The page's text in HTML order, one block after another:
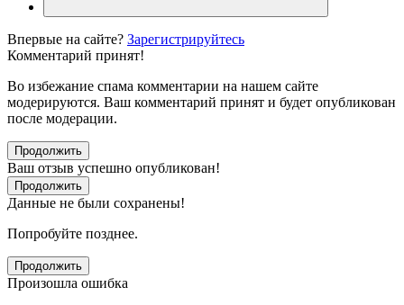
Впервые на сайте? Зарегистрируйтесь
Комментарий принят!
Во избежание спама комментарии на нашем сайте
модерируются. Ваш комментарий принят и будет опубликован
после модерации.
Продолжить
Ваш отзыв успешно опубликован!
Продолжить
Данные не были сохранены!
Попробуйте позднее.
Продолжить
Произошла ошибка